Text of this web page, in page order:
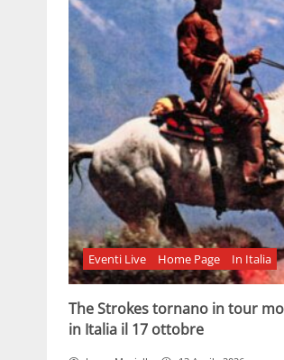
Eventi Live Home Page In Italia
The Strokes tornano in tour
in Italia il 17 ottobre